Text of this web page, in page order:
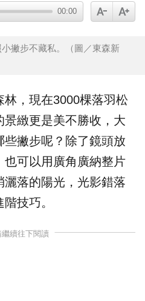
00:00
撇步不藏私。（圖／東森新
林 ，現在3000棵落羽松
緻更是美不勝收，大
些撇步呢？除了鏡頭放
可以用廣角廣納整片
落的陽光，光影錯落
技巧。
續往下閱讀